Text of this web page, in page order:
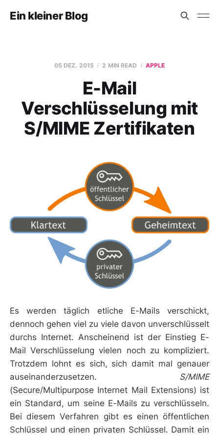
Ein kleiner Blog
05 DEZ. 2015 2 MIN READ APPLE
E-Mail
Verschlüsselung mit
S/MIME Zertifikaten
Es werden täglich etliche E-Mails verschickt,
dennoch gehen viel zu viele davon unverschlüsselt
durchs Internet. Anscheinend ist der Einstieg E-
Mail Verschlüsselung vielen noch zu kompliziert.
Trotzdem lohnt es sich, sich damit mal genauer
auseinanderzusetzen. S/MIME
(Secure/Multipurpose Internet Mail Extensions) ist
ein Standard, um seine E-Mails zu verschlüsseln.
Bei diesem Verfahren gibt es einen öffentlichen
Schlüssel und einen privaten Schlüssel. Damit ein